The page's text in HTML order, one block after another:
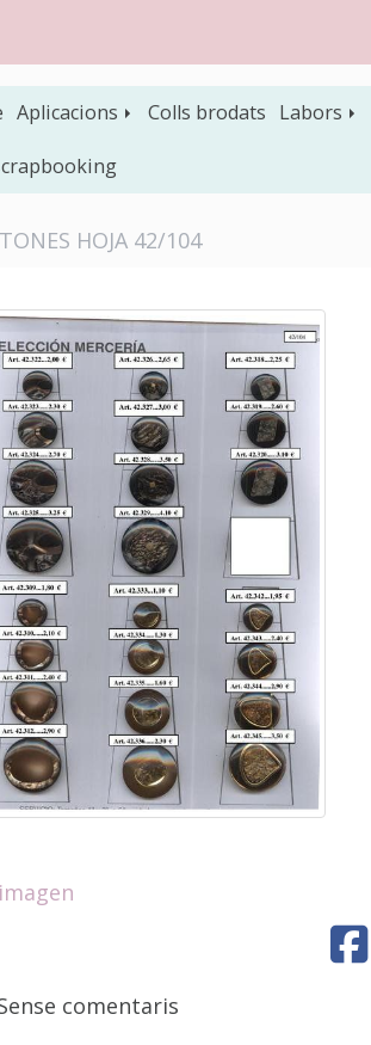
Aplicacions Colls brodats Labors
HOJA 42/104
comentaris